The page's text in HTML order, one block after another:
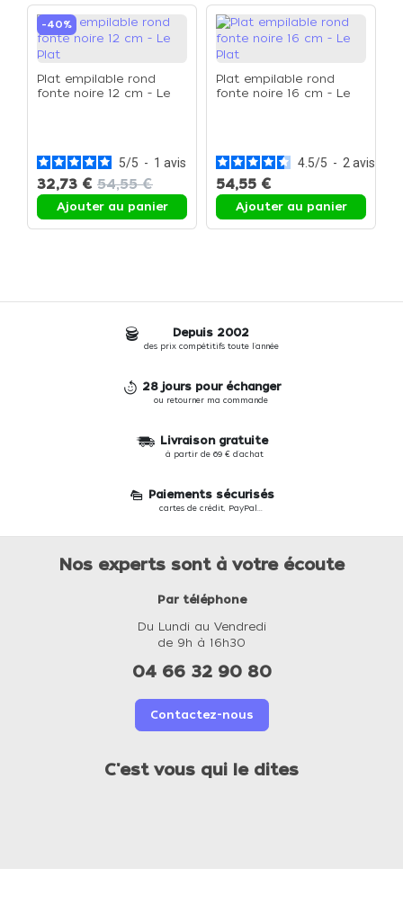
-40%
Plat empilable rond
fonte noire 12 cm - Le
5/5 - 1 avis
32,73 € 54,55 €
Ajouter au panier
Plat empilable rond
fonte noire 16 cm - Le
4.5/5 - 2avis
54,55 €
Ajouter au panier
Depuis 2002
des prix compétitifs toute l'année
28 jours pour échanger
ou retourner ma commande
Livraison gratuite
à partir de 69 € d'achat
Paiements sécurisés
cartes de crédit, PayPal...
Nos experts sont à votre écoute
Par téléphone
Du Lundi au Vendredi
de 9h à 16h30
04 66 32 90 80
Contactez-nous
C'est vous qui le dites